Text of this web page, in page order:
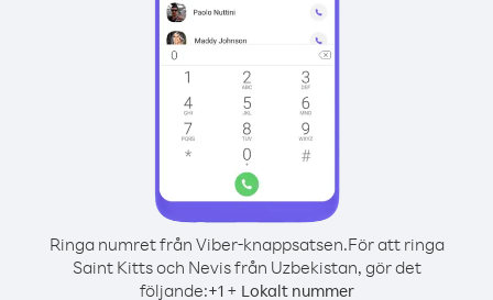
Ringa numret från Viber-knappsatsen.För att ringa
Saint Kitts och Nevis från Uzbekistan, gör det
följande:+1+ Lokalt nummer